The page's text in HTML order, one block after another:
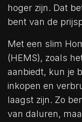
hoger zijn. Dat
bent van de
Met een slim
(HEMS), zoals
aanbiedt, kun je
inkopen en
laagst zijn. Zo
van daluren,